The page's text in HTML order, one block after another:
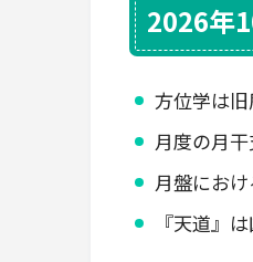
2026年
方位学は
月度の月
月盤にお
『天道』